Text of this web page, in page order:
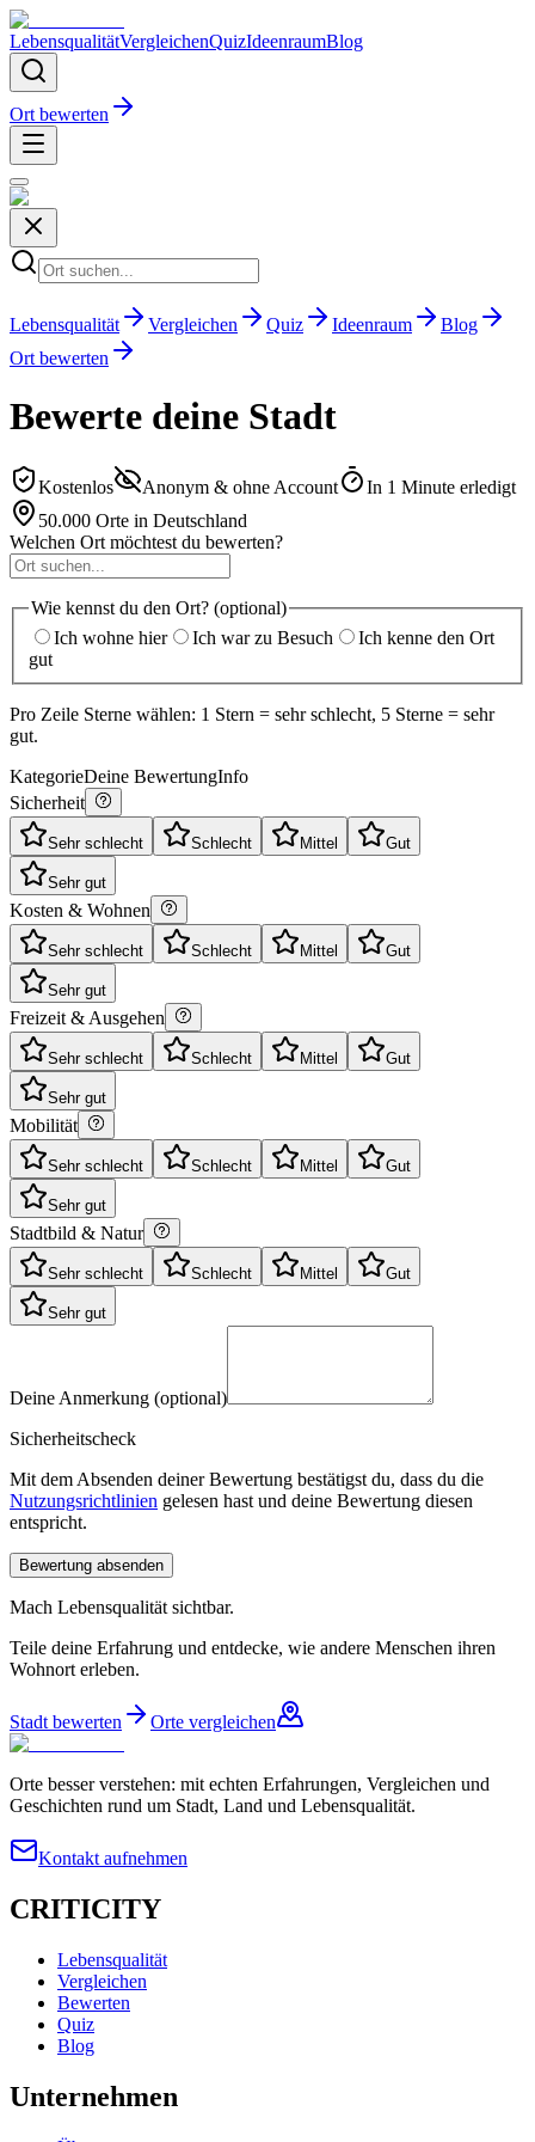
LebensqualitätVergleichenQuizIdeenraumBlog
Ort bewerten
Lebensqualität Vergleichen Quiz Ideenraum
Blog
Ort bewerten
Bewerte deine Stadt
Kostenlos Anonym & ohne Account
In 1 Minute erledigt
50.000 Orte in Deutschland
Welchen Ort möchtest du bewerten?
Wie kennst du den Ort? (optional)
Ich wohne hier
Ich war zu Besuch
Ich kenne den Ort
gut
Pro Zeile Sterne wählen: 1 Stern = sehr schlecht, 5 Sterne = sehr
gut.
KategorieDeine BewertungInfo
Sicherheit
Sehr schlecht Schlecht Mittel Gut
Sehr gut
Kosten & Wohnen
Sehr schlecht Schlecht Mittel Gut
Sehr gut
Freizeit & Ausgehen
Sehr schlecht Schlecht Mittel Gut
Sehr gut
Mobilität
Sehr schlecht Schlecht Mittel Gut
Sehr gut
Stadtbild & Natur
Sehr schlecht Schlecht Mittel Gut
Sehr gut
Deine Anmerkung (optional)
Sicherheitscheck
Mit dem Absenden deiner Bewertung bestätigst du, dass du die
Nutzungsrichtlinien gelesen hast und deine Bewertung diesen
entspricht.
Bewertung absenden
Mach Lebensqualität sichtbar.
Teile deine Erfahrung und entdecke, wie andere Menschen ihren
Wohnort erleben.
Stadt bewerten Orte vergleichen
Orte besser verstehen: mit echten Erfahrungen, Vergleichen und
Geschichten rund um Stadt, Land und Lebensqualität.
Kontakt aufnehmen
CRITICITY
Lebensqualität
Vergleichen
Bewerten
Quiz
Blog
Unternehmen